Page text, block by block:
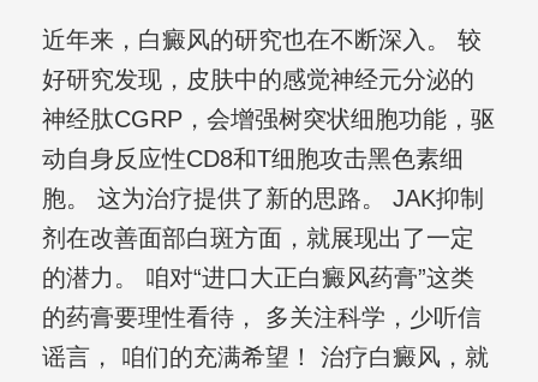
近年来，白癜风的研究也在不断深入。 较
好研究发现，皮肤中的感觉神经元分泌的
神经肽CGRP，会增强树突状细胞功能，驱
动自身反应性CD8和T细胞攻击黑色素细
胞。 这为治疗提供了新的思路。 JAK抑制
剂在改善面部白斑方面，就展现出了一定
的潜力。 咱对“进口大正白癜风药膏”这类
的药膏要理性看待， 多关注科学，少听信
谣言， 咱们的充满希望！ 治疗白癜风，就